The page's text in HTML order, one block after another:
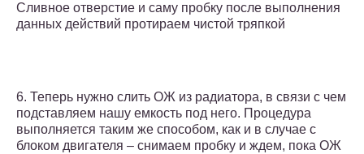
Сливное отверстие и саму пробку после выполнения
данных действий протираем чистой тряпкой
6. Теперь нужно слить ОЖ из радиатора, в связи с чем
подставляем нашу емкость под него. Процедура
выполняется таким же способом, как и в случае с
блоком двигателя – снимаем пробку и ждем, пока ОЖ